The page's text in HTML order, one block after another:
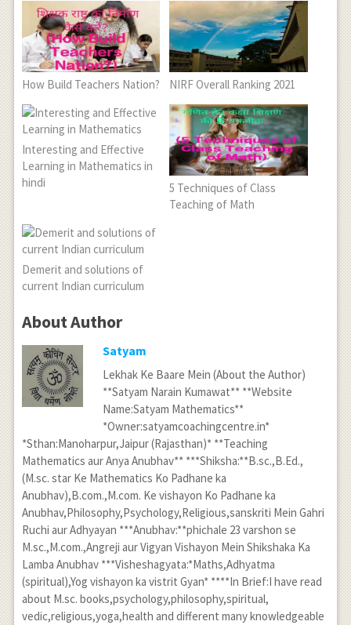
How Build Teachers Nation? NIRF Overall Ranking 2021
Interesting and Effective
Learning in Mathematics in
hindi
5 Techniques of Class
Teaching of Math
Demerit and solutions of
current Indian curriculum
About Author
Satyam
Lekhak Ke Baare Mein (About the Author)
**Satyam Narain Kumawat** **Website
Name:Satyam Mathematics**
*Owner:satyamcoachingcentre.in*
*Sthan:Manoharpur,Jaipur (Rajasthan)* **Teaching
Mathematics aur Anya Anubhav** ***Shiksha:**B.sc.,B.Ed.,
(M.sc. star Ke Mathematics Ko Padhane ka
Anubhav),B.com.,M.com. Ke vishayon Ko Padhane ka
Anubhav,Philosophy,Psychology,Religious,sanskriti Mein Gahri
Ruchi aur Adhyayan ***Anubhav:**phichale 23 varshon se
M.sc.,M.com.,Angreji aur Vigyan Vishayon Mein Shikshaka Ka
Lamba Anubhav ***Visheshagyata:*Maths,Adhyatma
(spiritual),Yog vishayon ka vistrit Gyan* ****In Brief:I have read
about M.sc. books,psychology,philosophy,spiritual,
vedic,religious,yoga,health and different many knowledgeable